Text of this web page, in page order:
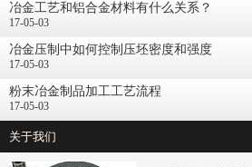
冶金工艺和铝合金材料有什么关系？
17-05-03
冶金压制中如何控制压坯密度和强度
17-05-03
粉末冶金制品加工工艺流程
17-05-03
关于我们